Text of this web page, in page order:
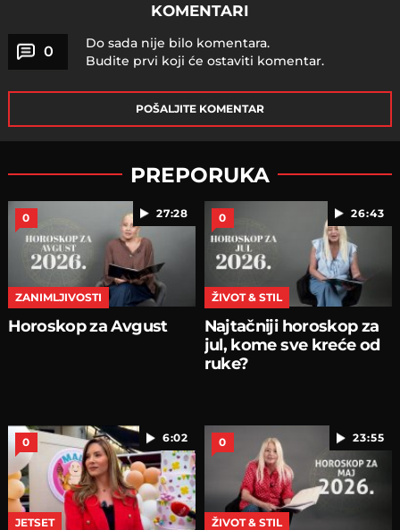
KOMENTARI
0
Do sada nije bilo komentara.
Budite prvi koji će ostaviti komentar.
POŠALJITE KOMENTAR
PREPORUKA
27:28
0
ZANIMLJIVOSTI
Horoskop za Avgust
26:43
0
ŽIVOT & STIL
Najtačniji horoskop za
jul, kome sve kreće od
ruke?
6:02
0
JETSET
23:55
0
ŽIVOT & STIL